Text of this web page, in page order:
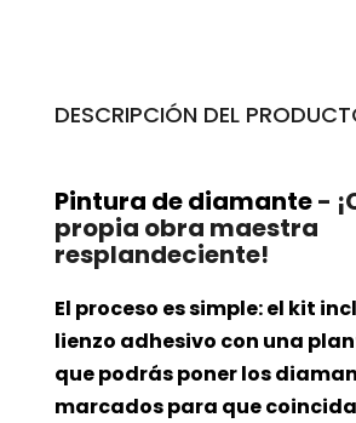
DESCRIPCIÓN DEL
Pintura de diamante-
propia obra maestra
resplandeciente!
El proceso es simple: el kit
lienzo adhesivo con una
que podrás poner los
marcados para que